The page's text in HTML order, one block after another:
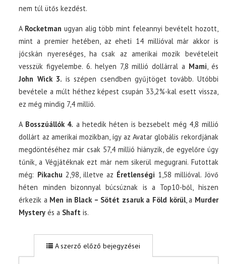
nem túl ütős kezdést.
A Rocketman ugyan alig több mint feleannyi bevételt hozott,
mint a premier hetében, az eheti 14 millióval már akkor is
jócskán nyereséges, ha csak az amerikai mozik bevételeit
vesszük figyelembe. 6. helyen 7,8 millió dollárral a Mami, és
John Wick 3. is szépen csendben gyűjtöget tovább. Utóbbi
bevétele a múlt héthez képest csupán 33,2%-kal esett vissza,
ez még mindig 7,4 millió.
A Bosszúállók 4. a hetedik héten is bezsebelt még 4,8 millió
dollárt az amerikai mozikban, így az Avatar globális rekordjának
megdöntéséhez már csak 57,4 millió hiányzik, de egyelőre úgy
tűnik, a Végjátéknak ezt már nem sikerül megugrani. Futottak
még: Pikachu2,98, illetve az Éretlenségi 1,58 millióval. Jövő
héten minden bizonnyal búcsúznak is a Top10-ből, hiszen
érkezik a Men in Black – Sötét zsaruk a Föld körül, a Murder
Mystery és a Shaft is.
A szerző előző bejegyzései